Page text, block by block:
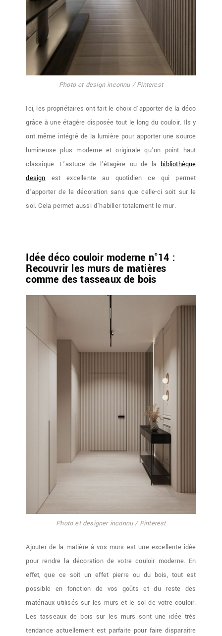
Photo et design inconnu / Pinterest
Ici, les propriétaires ont fait le choix d’apporter de la déco
grâce à une étagère disposée tout le long du couloir. Ils y
ont même intégré de la lumière pour apporter une source
lumineuse plus moderne et originale qu’un point haut
classique. L’astuce de l’étagère ou de labibliothèque
design est excellente au quotidien ce qui permet
d’apporter de la décoration sans que celle-ci soit sur le
sol. Cela permet aussi d’habiller totalement le mur.
Idée déco couloir moderne n°14 :
Recouvrir les murs de matières
comme des tasseaux de bois
Photo et designer inconnu / Pinterest
Ajouter de la matière à vos murs est une excellente idée
pour rendre la décoration de votre couloir moderne. En
effet, que ce soit un effet pierre ou du bois, tout est
possible en fonction de vos goûts et du reste des
matériaux utilisés sur les murs et le sol de votre couloir.
Les tasseaux de bois sur les murs sont une idée très
tendance actuellement est parfaite pour faire disparaître